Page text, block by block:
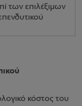
των επιλέξιμων
κόστος του